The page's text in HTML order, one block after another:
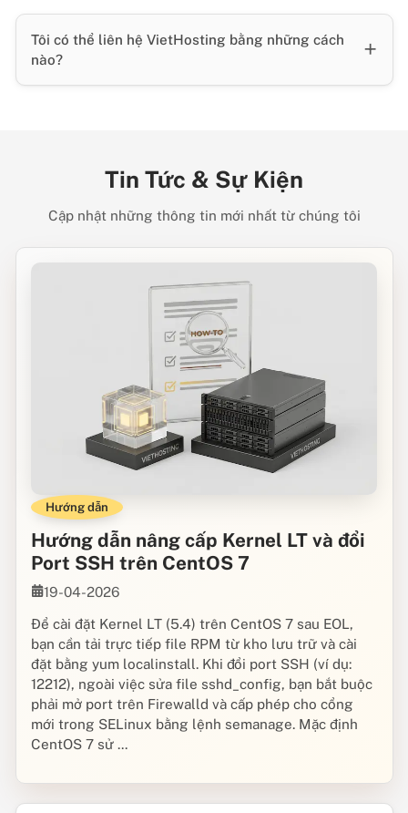
Tôi có thể liên hệ VietHosting bằng những cách
nào?
Tin Tức & Sự Kiện
Cập nhật những thông tin mới nhất từ chúng tôi
Hướng dẫn
Hướng dẫn nâng cấp Kernel LT và đổi
Port SSH trên CentOS 7
19-04-2026
Để cài đặt Kernel LT (5.4) trên CentOS 7 sau EOL,
bạn cần tải trực tiếp file RPM từ kho lưu trữ và cài
đặt bằng yum localinstall. Khi đổi port SSH (ví dụ:
12212), ngoài việc sửa file sshd_config, bạn bắt buộc
phải mở port trên Firewalld và cấp phép cho cổng
mới trong SELinux bằng lệnh semanage. Mặc định
CentOS 7 sử ...